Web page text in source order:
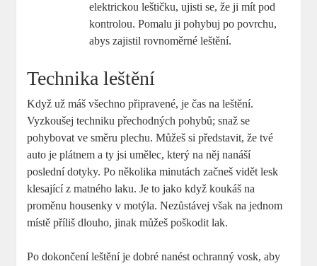
elektrickou leštičku, ujisti se, že ji mít pod
kontrolou. Pomalu ji pohybuj po povrchu,
abys zajistil rovnoměrné leštění.
Technika leštění
Když už máš všechno připravené, je čas na leštění.
Vyzkoušej techniku přechodných pohybů; snaž se
pohybovat ve směru plechu. Můžeš si představit, že tvé
auto je plátnem a ty jsi umělec, který na něj nanáší
poslední dotyky. Po několika minutách začneš vidět lesk
klesající z matného laku. Je to jako když koukáš na
proměnu housenky v motýla. Nezůstávej však na jednom
místě příliš dlouho, jinak můžeš poškodit lak.
Po dokončení leštění je dobré nanést ochranný vosk, aby